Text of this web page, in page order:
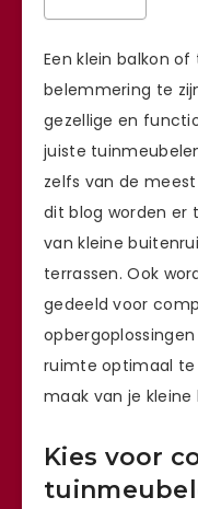
Een klein balkon
belemmering te
gezellige en
juiste
zelfs van de
dit blog worden er
van kleine
terrassen. Ook
gedeeld voor
ruimte optimaal te
maak van je
Kies voor